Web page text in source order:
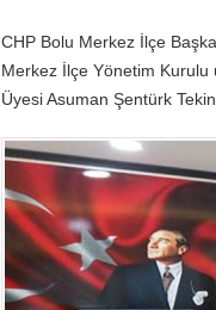
CHP Bolu Merkez İlçe
Merkez İlçe Yönetim Kurulu
Üyesi Asuman Şentürk